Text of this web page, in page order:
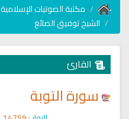
مكتبة الصوتيات الإسلامية
الشيخ توفيق الصائغ
القارئ
سورة التوبة